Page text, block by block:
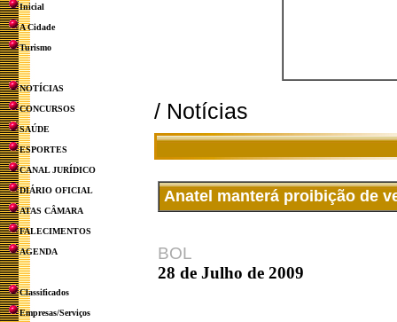
Inicial
A Cidade
Turismo
NOTÍCIAS
CONCURSOS
SAÚDE
ESPORTES
CANAL JURÍDICO
DIÁRIO OFICIAL
ATAS CÂMARA
FALECIMENTOS
AGENDA
Classificados
Empresas/Serviços
/ Notícias
Anatel manterá proibição de
BOL
28 de Julho de 2009